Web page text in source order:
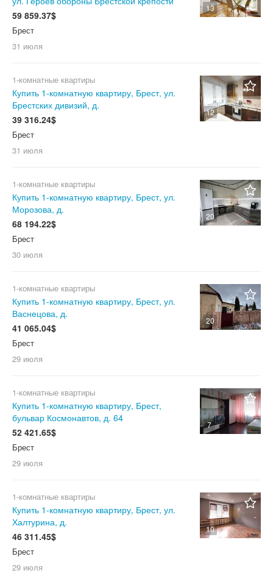
13
59 859.37$
Брест
31 июля
12
1-комнатные квартиры
Купить 1-комнатную квартиру, Брест, ул.
Брестских дивизий, д.
39 316.24$
Брест
31 июля
20
1-комнатные квартиры
Купить 1-комнатную квартиру, Брест, ул.
Морозова, д.
68 194.22$
Брест
30 июля
20
1-комнатные квартиры
Купить 1-комнатную квартиру, Брест, ул.
Васнецова, д.
41 065.04$
Брест
29 июля
7
1-комнатные квартиры
Купить 1-комнатную квартиру, Брест,
бульвар Космонавтов, д. 64
52 421.65$
Брест
29 июля
10
1-комнатные квартиры
Купить 1-комнатную квартиру, Брест, ул.
Халтурина, д.
46 311.45$
Брест
29 июля